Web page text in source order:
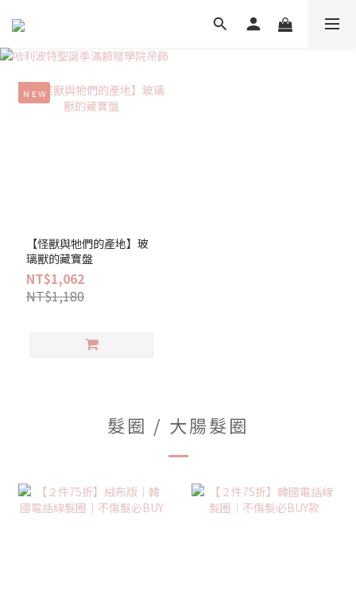
ＮＥＷ
【怪獸與牠們的產地】玻
璃獸的藏寶盤
NT$1,062
NT$1,180
髮圈 / 大腸髮圈